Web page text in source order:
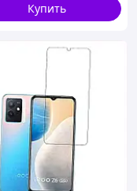
Купить